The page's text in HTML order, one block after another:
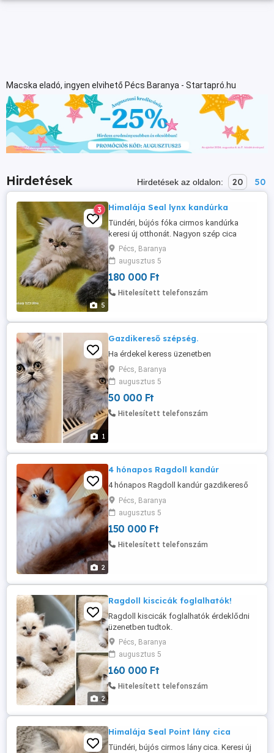
Macska eladó, ingyen elvihető Pécs Baranya - Startapró.hu
Hirdetések Hirdetések az oldalon: 20 50
5
3 Himalája Seal lynx kandúrka
Tündéri, bújós fóka cirmos kandúrka
keresi új otthonát. Nagyon szép cica
,bájos pofival. A kicsi lakásban, nagy
szeretettel nevelkedik. Jól szocializált.
Alomra szoktatott.. Ágyban alszik 1 combi
oltással, féreg hajtva egészségügyi
kiskönyvvel költözik. Érdeklődni kizárólag
Pécs, Baranya
augusztus 5
180 000 Ft
Hitelesített telefonszám
1
Gazdikereső szépség.
Ha érdekel keress üzenetben
Pécs, Baranya
augusztus 5
50 000 Ft
Hitelesített telefonszám
2
4 hónapos Ragdoll kandúr
4 hónapos Ragdoll kandúr gazdikereső
Pécs, Baranya
augusztus 5
150 000 Ft
Hitelesített telefonszám
2
Ragdoll kiscicák foglalhatók!
Ragdoll kiscicák foglalhatók érdeklődni
üzenetben tudtok.
Pécs, Baranya
augusztus 5
160 000 Ft
Hitelesített telefonszám
Himalája Seal Point lány cica
Tündéri, bújós cirmos lány cica. Keresi új